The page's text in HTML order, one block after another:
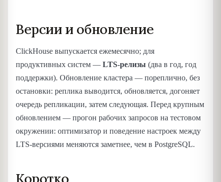
Версии и обновление
ClickHouse выпускается ежемесячно; для
продуктивных систем — LTS-релизы (два в год, год
поддержки). Обновление кластера — пореплично, без
остановки: реплика выводится, обновляется, догоняет
очередь репликации, затем следующая. Перед крупным
обновлением — прогон рабочих запросов на тестовом
окружении: оптимизатор и поведение настроек между
LTS-версиями меняются заметнее, чем в PostgreSQL.
Коротко